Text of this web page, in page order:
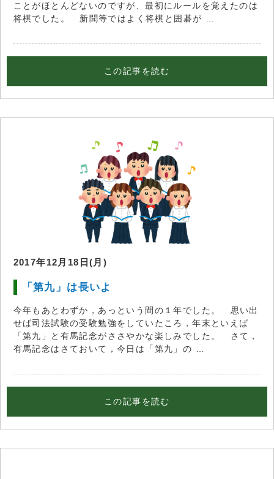
ことがほとんどないのですが、最初にルールを覚えたのは
将棋でした。 新聞等ではよく将棋と囲碁が …
この記事を読む
2017年12月18日(月)
「第九」は長いよ
今年もあとわずか，あっという間の１年でした。 思い出
せば司法試験の受験勉強をしていたころ，年末といえば
「第九」と有馬記念がささやかな楽しみでした。 さて，
有馬記念はさておいて，今日は「第九」の …
この記事を読む